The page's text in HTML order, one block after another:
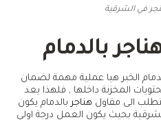
في الشرقية
بالدمام
الخبر هيا عملية مهمة لضمان
المخزنة داخلها , فلهذا يعد
الى مقاول هناجربالدمام يكون
بحيث يكون العمل درجة اولى